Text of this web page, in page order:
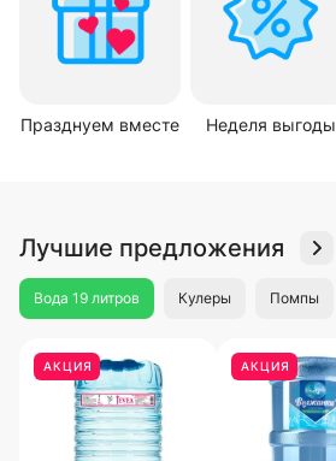
Празднуем вместе Неделя выгоды
Лучшие предложения
Вода 19 литров Кулеры Помпы
АКЦИЯ АКЦИЯ